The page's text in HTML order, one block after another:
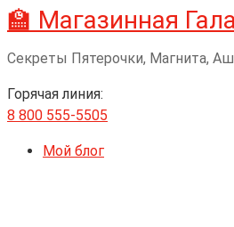
Перейти
к
контенту
🏫 Магазинная
Секреты Пятерочки, Магнита,
Горячая линия:
8 800 555-5505
Мой блог